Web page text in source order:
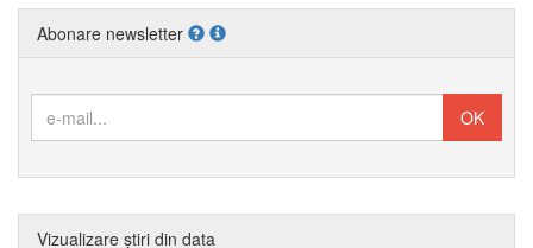
Abonare newsletter
Vizualizare știri din data